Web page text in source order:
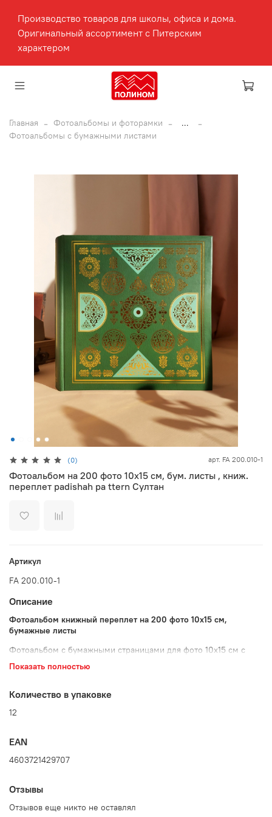
Производство товаров для школы, офиса и дома.
Оригинальный ассортимент с Питерским
характером
Главная Фотоальбомы и фоторамки
...
Фотоальбомы с бумажными листами
(0) арт. FA 200.010-1
Фотоальбом на 200 фото 10х15 см, бум. листы , книж.
переплет padishah pa ttern Султан
Артикул
FA 200.010-1
Описание
Фотоальбом книжный переплет на 200 фото 10х15 см,
бумажные листы
Фотоальбом с бумажными страницами для фото 10х15 см с
пластиковыми кармашками. Пластиковые кармашки – это не
только защита фотографий от пыли, влаги и отпечатков
поменять местами фотографии.
Переплет – книжный. Страницы бумажные.
• Глубина 5 см
Вес 830 гр.
Показать полностью
Количество в упаковке
12
EAN
4603721429707
Отзывы
Отзывов еще никто не оставлял